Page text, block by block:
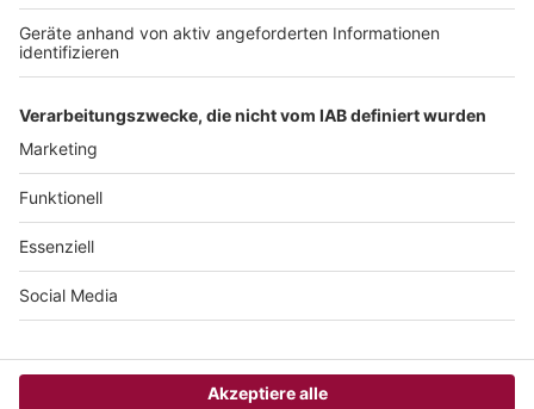
männliche Form genannt, stets sind aber die weibliche und andere Formen
gleichermaßen mitgemeint.